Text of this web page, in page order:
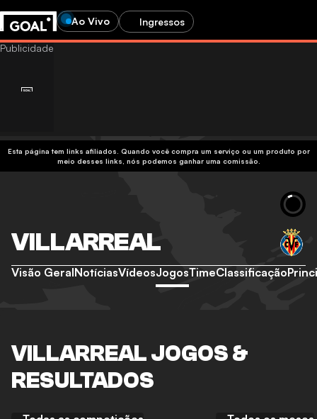
Ao Vivo Ingressos
Esta página tem links afiliados. Quando você compra um serviço ou um produto por
meio desses links, nós podemos ganhar uma comissão.
VILLARREAL
Visão GeralNotíciasVídeosJogosTimeClassificação
VILLARREAL JOGOS &
RESULTADOS